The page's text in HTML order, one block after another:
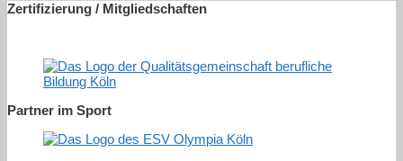
Zertifizierung / Mitgliedschaften
Partner im Sport